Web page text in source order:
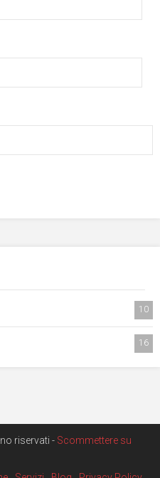
10
16
riservati - Scommettere su